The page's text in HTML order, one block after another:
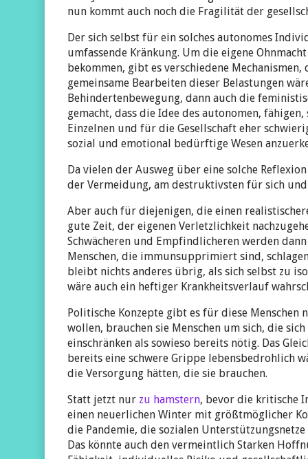
nun kommt auch noch die Fragilität der
Der sich selbst für ein solches autonomes
umfassende Kränkung. Um die eigene
bekommen, gibt es verschiedene
gemeinsame Bearbeiten dieser Belastungen
Behindertenbewegung, dann auch die
gemacht, dass die Idee des autonomen,
Einzelnen und für die Gesellschaft eher
sozial und emotional bedürftige Wesen
Da vielen der Ausweg über eine solche
der Vermeidung, am destruktivsten für sich
Aber auch für diejenigen, die einen
gute Zeit, der eigenen Verletzlichkeit
Schwächeren und Empfindlicheren werden
Menschen, die immunsupprimiert sind,
bleibt nichts anderes übrig, als sich selbst zu
wäre auch ein heftiger Krankheitsverlauf
Politische Konzepte gibt es für diese Menschen
wollen, brauchen sie Menschen um sich, die
einschränken als sowieso bereits nötig. Das
bereits eine schwere Grippe lebensbedrohlich
die Versorgung hätten, die sie brauchen.
Statt jetzt nur zu hamstern, bevor die kritische
einen neuerlichen Winter mit größtmöglicher
die Pandemie, die sozialen
Das könnte auch den vermeintlich Starken